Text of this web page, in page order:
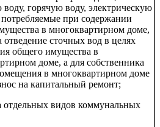
горячую воду, электрическую
при содержании
в многоквартирном доме,
отведение сточных вод в целях
общего имущества в
доме, а для собственника
в многоквартирном доме
на капитальный ремонт;
отдельных видов коммунальных